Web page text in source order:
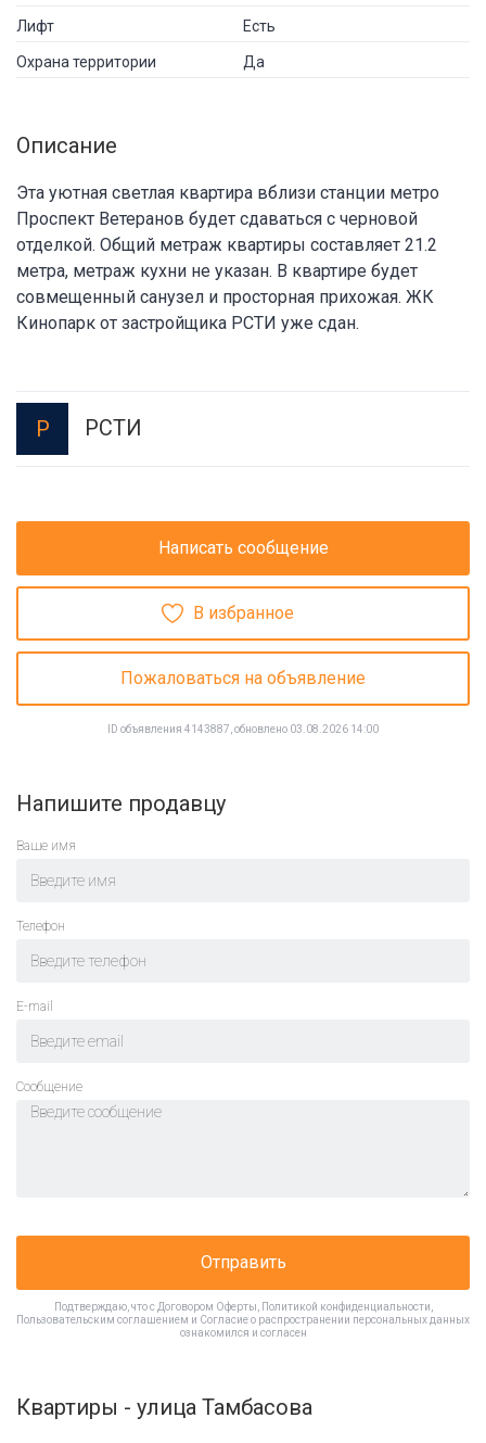
Лифт Есть
Охрана территории Да
Описание
Эта уютная светлая квартира вблизи станции метро
Проспект Ветеранов будет сдаваться с черновой
отделкой. Общий метраж квартиры составляет 21.2
метра, метраж кухни не указан. В квартире будет
совмещенный санузел и просторная прихожая. ЖК
Кинопарк от застройщика РСТИ уже сдан.
Р РСТИ
Написать сообщение
В избранное
Пожаловаться на объявление
ID объявления 4143887, обновлено 03.08.2026 14:00
Напишите продавцу
Ваше имя
Телефон
E-mail
Cообщение
Отправить
Подтверждаю, что с Договором Оферты Политикой конфиденциальности
Пользовательским соглашением и Согласие о распространении персональных данных
ознакомился и согласен
Квартиры - улица Тамбасова